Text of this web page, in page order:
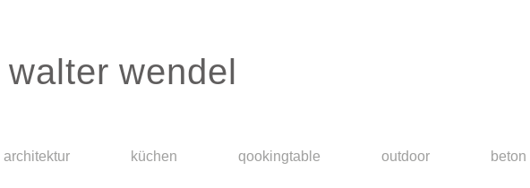
walter wendel
architektur küchen qookingtable outdoor beton